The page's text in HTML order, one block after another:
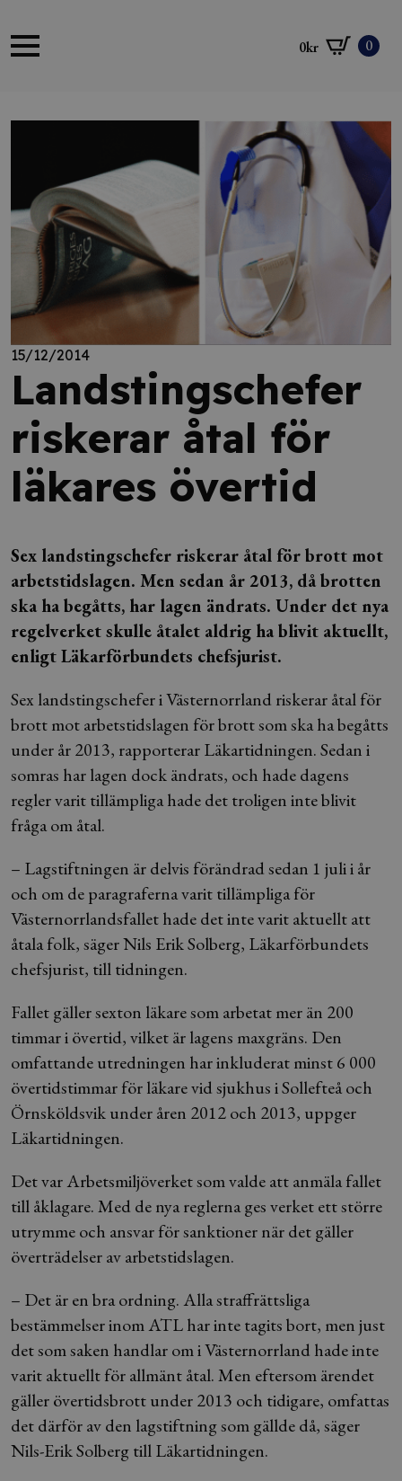
0kr 0
15/12/2014
Landstingschefer
riskerar åtal för
läkares övertid
Sex landstingschefer riskerar åtal för brott mot
arbetstidslagen. Men sedan år 2013, då brotten
ska ha begåtts, har lagen ändrats. Under det nya
regelverket skulle åtalet aldrig ha blivit aktuellt,
enligt Läkarförbundets chefsjurist.
Sex landstingschefer i Västernorrland riskerar åtal för
brott mot arbetstidslagen för brott som ska ha begåtts
under år 2013, rapporterar Läkartidningen. Sedan i
somras har lagen dock ändrats, och hade dagens
regler varit tillämpliga hade det troligen inte blivit
fråga om åtal.
– Lagstiftningen är delvis förändrad sedan 1 juli i år
och om de paragraferna varit tillämpliga för
Västernorrlandsfallet hade det inte varit aktuellt att
åtala folk, säger Nils Erik Solberg, Läkarförbundets
chefsjurist, till tidningen.
Fallet gäller sexton läkare som arbetat mer än 200
timmar i övertid, vilket är lagens maxgräns. Den
omfattande utredningen har inkluderat minst 6 000
övertidstimmar för läkare vid sjukhus i Sollefteå och
Örnsköldsvik under åren 2012 och 2013, uppger
Läkartidningen.
Det var Arbetsmiljöverket som valde att anmäla fallet
till åklagare. Med de nya reglerna ges verket ett större
utrymme och ansvar för sanktioner när det gäller
överträdelser av arbetstidslagen.
– Det är en bra ordning. Alla straffrättsliga
bestämmelser inom ATL har inte tagits bort, men just
det som saken handlar om i Västernorrland hade inte
varit aktuellt för allmänt åtal. Men eftersom ärendet
gäller övertidsbrott under 2013 och tidigare, omfattas
det därför av den lagstiftning som gällde då, säger
Nils-Erik Solberg till Läkartidningen.